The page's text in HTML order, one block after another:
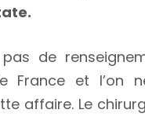
pas de
France et l’on
affaire. Le